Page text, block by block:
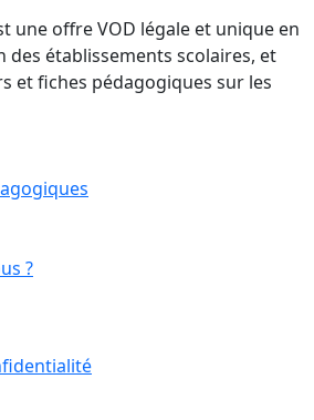
une offre VOD légale et unique en
des établissements scolaires, et
et fiches pédagogiques sur les
?